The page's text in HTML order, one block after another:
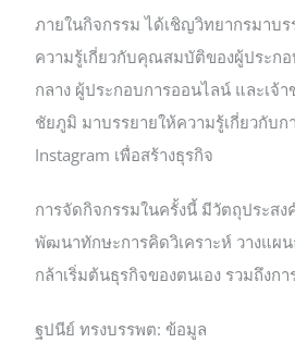
ภายในกิจกรรม ได้เชิญวิทยากรมาบ
ความรู้เกี่ยวกับคุณสมบัติของผู้ประก
กลาง ผู้ประกอบการออนไลน์ และเจ้
ชัยภูมิ มาบรรยายให้ความรู้เกี่ยวกับก
Instagram เพื่อสร้างธุรกิจ
การจัดกิจกรรมในครั้งนี้ มีวัตถุประสง
พัฒนาทักษะการคิดวิเคราะห์ วางแผ
กล้าเริ่มต้นธุรกิจของตนเอง รวมถึง
ฐปนีย์ ทรงบรรพต: ข้อมูล